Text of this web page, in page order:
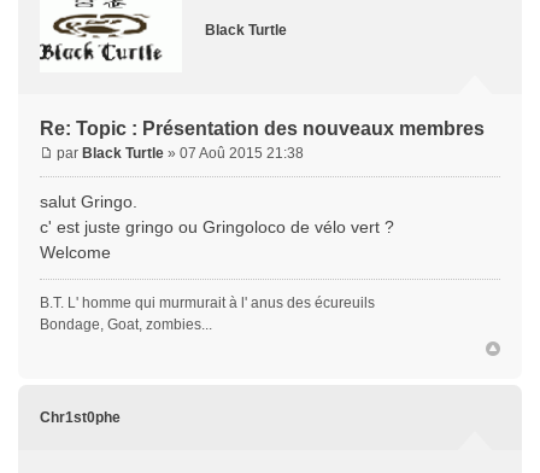
Black Turtle
Re: Topic : Présentation des nouveaux membres
par Black Turtle » 07 Aoû 2015 21:38
salut Gringo.
c' est juste gringo ou Gringoloco de vélo vert ?
Welcome
B.T. L' homme qui murmurait à l' anus des écureuils
Bondage, Goat, zombies...
Chr1st0phe